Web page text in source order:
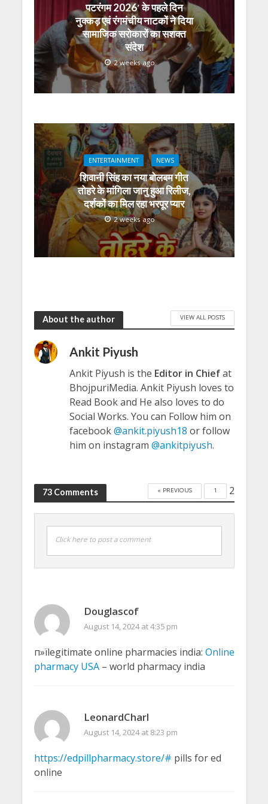
पटरंगम 2026′ के पहले दिन
नुक्कड़ एवं रंगमंचीय नाटकों ने दिया
सामाजिक सरोकारों का सशक्त
संदेश
2 weeks ago
ENTERTAINMENT NEWS
शिवानी सिंह का नया बोलबम गीत
तोहरे के मांगिला जानु हुआ रिलीज,
दर्शकों का मिल रहा भरपूर प्यार
2 weeks ago
About the author VIEW ALL POSTS
Ankit Piyush
Ankit Piyush is the Editor in Chiefat
BhojpuriMedia. Ankit Piyush loves to
Read Book and He also loves to do
Social Works. You can Follow him on
facebook@ankit.piyush18 or follow
him on instagram @ankitpiyush.
73 Comments « PREVIOUS 1 2
Click here to post a comment
Douglascof
August 14, 2024 at 4:35 pm
п»їlegitimate online pharmacies india: Online
pharmacy USA– world pharmacy india
LeonardCharl
August 14, 2024 at 8:23 pm
https://edpillpharmacy.store/# pills for ed
online